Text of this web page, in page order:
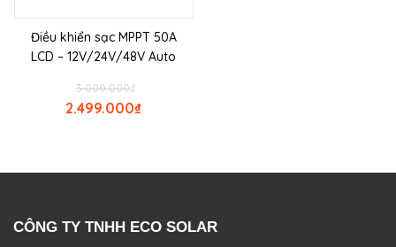
Điều khiển sạc MPPT 50A
LCD – 12V/24V/48V Auto
₫
3.000.000
₫
2.499.000
CÔNG TY TNHH ECO SOLAR